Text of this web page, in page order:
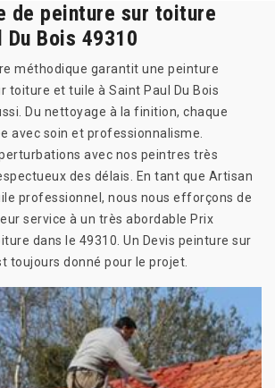
de peinture sur toiture
Du Bois 49310
méthodique garantit une peinture
toiture et tuile à Saint Paul Du Bois
Du nettoyage à la finition, chaque
avec soin et professionnalisme.
avec nos peintres très
des délais. En tant que Artisan
professionnel, nous nous efforçons de
service à un très abordable Prix
dans le 49310. Un Devis peinture sur
toujours donné pour le projet.